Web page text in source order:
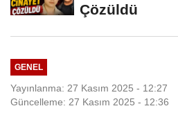
Çözüldü
GENEL
Yayınlanma: 27 Kasım 2025 - 12:27
Güncelleme: 27 Kasım 2025 - 12:36